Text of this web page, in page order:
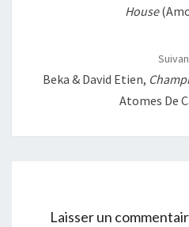
House
Beka & David Etien,
Atomes De
Laisser un